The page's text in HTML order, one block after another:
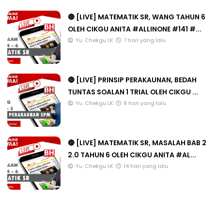
🔴 [LIVE] MATEMATIK SR, WANG TAHUN 6
OLEH CIKGU ANITA #ALLINONE #141 #...
Yu. Chekgu LK 7 hari yang lalu
🔴 [LIVE] PRINSIP PERAKAUNAN, BEDAH
TUNTAS SOALAN 1 TRIAL OLEH CIKGU ...
Yu. Chekgu LK 8 hari yang lalu
🔴 [LIVE] MATEMATIK SR, MASALAH BAB 2
2.0 TAHUN 6 OLEH CIKGU ANITA #AL...
Yu. Chekgu LK 14 hari yang lalu